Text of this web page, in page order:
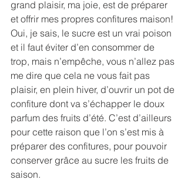
grand plaisir, ma joie, est de préparer
et offrir mes propres confitures maison!
Oui, je sais, le sucre est un vrai poison
et il faut éviter d’en consommer de
trop, mais n’empêche, vous n’allez pas
me dire que cela ne vous fait pas
plaisir, en plein hiver, d’ouvrir un pot de
confiture dont va s’échapper le doux
parfum des fruits d’été. C’est d’ailleurs
pour cette raison que l’on s’est mis à
préparer des confitures, pour pouvoir
conserver grâce au sucre les fruits de
saison.